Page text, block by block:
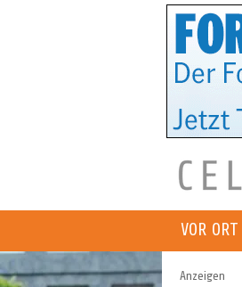
VOR ORT
Anzeigen